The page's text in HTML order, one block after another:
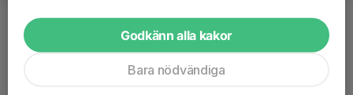
Godkänn alla kakor
Bara nödvändiga